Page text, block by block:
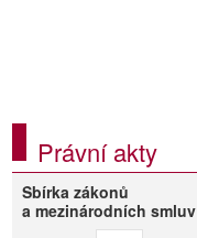
Právní akty
Sbírka zákonů
a mezinárodních smluv